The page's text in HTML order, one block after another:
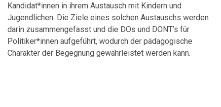
Kandidat*innen in ihrem Austausch mit Kindern und
Jugendlichen. Die Ziele eines solchen Austauschs werden
darin zusammengefasst und die DOs und DONT’s für
Politiker*innen aufgeführt, wodurch der pädagogische
Charakter der Begegnung gewährleistet werden kann.